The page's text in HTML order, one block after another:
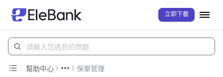
立即下載
幫助中心 保單管理